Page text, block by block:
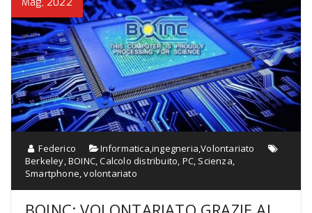
Federico Informatica,ingegneria,Volontariato
Berkeley,BOINC,Calcolo distribuito, PC, Scienza,
Smartphone,volontariato